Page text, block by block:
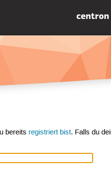
bereits registriert bist. Falls du